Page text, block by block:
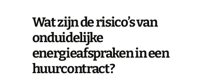
Wat zijn de risico’s van
onduidelijke
energieafspraken in een
huurcontract?